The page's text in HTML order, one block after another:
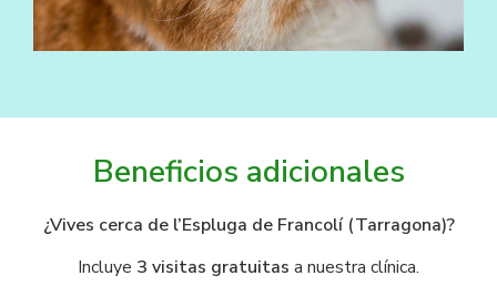
Beneficios adicionales
¿Vives cerca de l’Espluga de Francolí (Tarragona)?
Incluye 3 visitas gratuitas a nuestra clínica.